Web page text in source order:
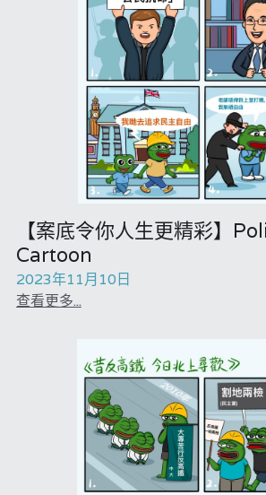
【案底令你人生更精彩】
Cartoon
2023年11月10日
查看更多...